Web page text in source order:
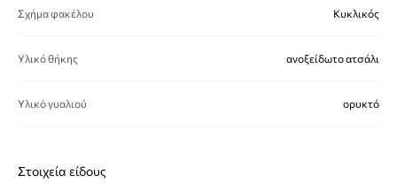
Σχήμα φακέλου Κυκλικός
Υλικό θήκης ανοξείδωτο ατσάλι
Υλικό γυαλιού ορυκτό
Στοιχεία είδους